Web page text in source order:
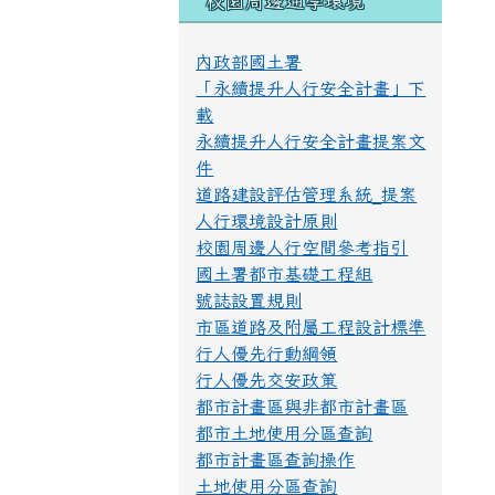
內政部國土署
「永續提升人行安全計畫」下
載
永續提升人行安全計畫提案文
件
道路建設評估管理系統_提案
人行環境設計原則
校園周邊人行空間參考指引
國土署都市基礎工程組
號誌設置規則
市區道路及附屬工程設計標準
行人優先行動綱領
行人優先交安政策
都市計畫區與非都市計畫區
都市土地使用分區查詢
都市計畫區查詢操作
土地使用分區查詢